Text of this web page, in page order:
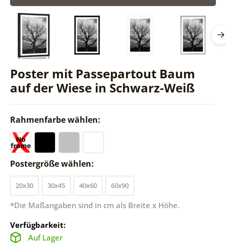
Poster mit Passepartout Baum
auf der Wiese in Schwarz-Weiß
Rahmenfarbe wählen:
Postergröße wählen:
20x30 30x45 40x60 60x90
*Die Maßangaben sind in cm als Breite x Höhe.
Verfügbarkeit:
Auf Lager